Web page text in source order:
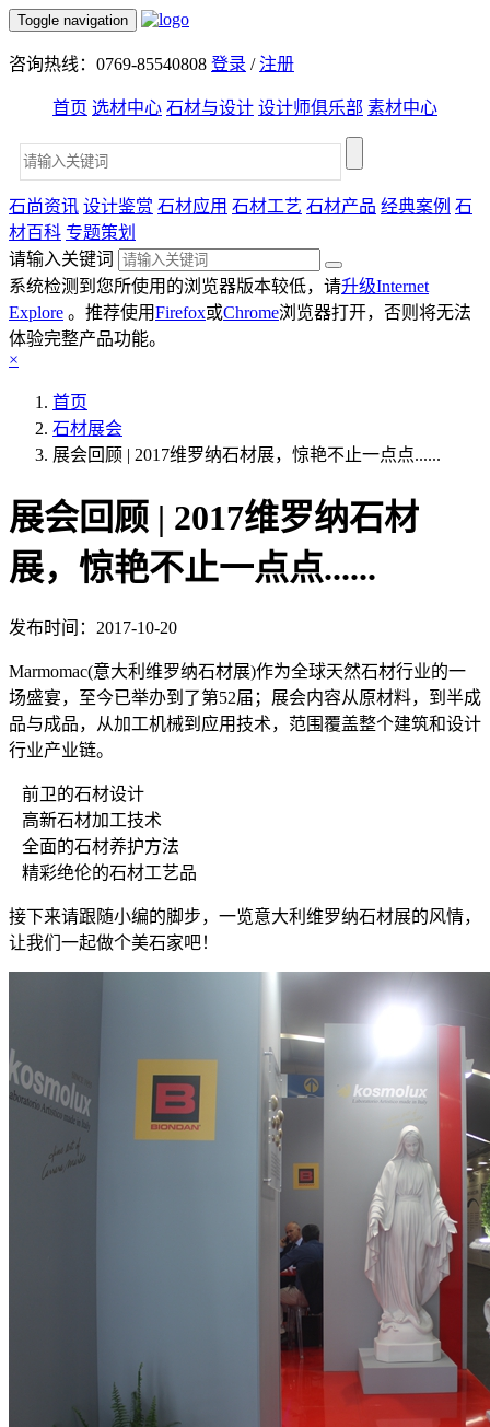
Toggle navigation
咨询热线：0769-85540808 登录 /注册
首页 选材中心 石材与设计 设计师俱乐部 素材中心
石尚资讯 设计鉴赏 石材应用 石材工艺 石材产品 经典案例 石
材百科 专题策划
请输入关键词
系统检测到您所使用的浏览器版本较低，请升级Internet
Explore 。推荐使用Firefox或Chrome浏览器打开，否则将无法
体验完整产品功能。
×
首页
石材展会
展会回顾 | 2017维罗纳石材展，惊艳不止一点点......
展会回顾 | 2017维罗纳石材
展，惊艳不止一点点......
发布时间：2017-10-20
Marmomac(意大利维罗纳石材展)作为全球天然石材行业的一
场盛宴，至今已举办到了第52届；展会内容从原材料，到半成
品与成品，从加工机械到应用技术，范围覆盖整个建筑和设计
行业产业链。
前卫的石材设计
高新石材加工技术
全面的石材养护方法
精彩绝伦的石材工艺品
接下来请跟随小编的脚步，一览意大利维罗纳石材展的风情，
让我们一起做个美石家吧！